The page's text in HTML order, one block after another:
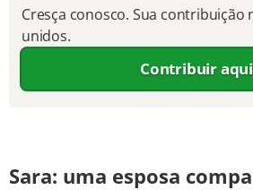
Cresça conosco. Sua contribuição
unidos.
Contribuir aqui
Sara: uma esposa